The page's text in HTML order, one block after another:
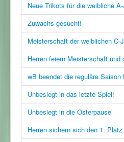
Neue Trikots für die weibliche
Zuwachs gesucht!
Meisterschaft der weiblichen C-
Herren feiern Meisterschaft und
wB beendet die reguläre Saison
Unbesiegt in das letzte Spiel!
Unbesiegt in die Osterpause
Herren sichern sich den 1. Platz